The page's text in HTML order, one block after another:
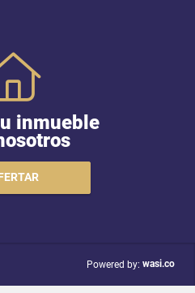
inmueble
Powered by: wasi.co